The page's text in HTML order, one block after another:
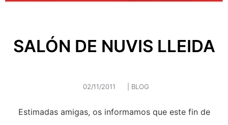
SALÓN DE NUVIS LLEIDA
02/11/2011 BLOG
Estimadas amigas, os informamos que este fin de